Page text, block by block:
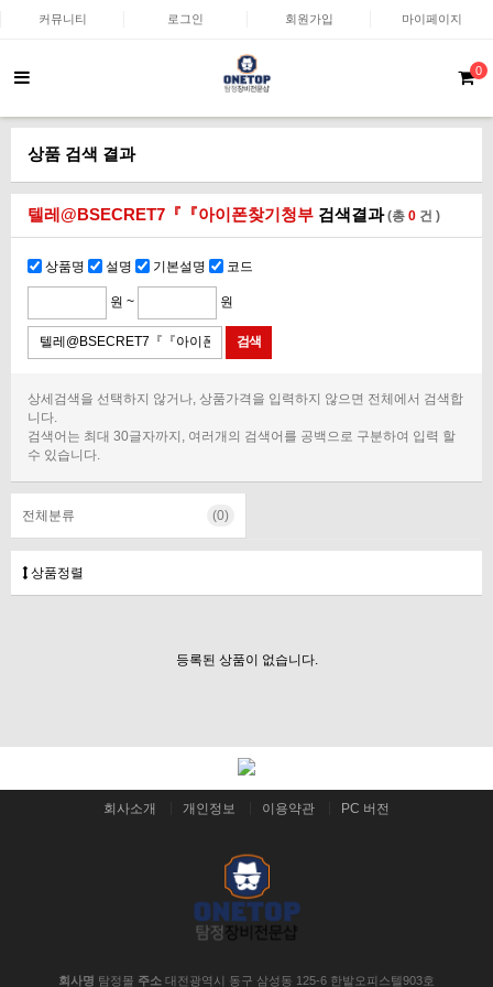
커뮤니티 로그인 회원가입 마이페이지
0
상품 검색 결과
텔레@BSECRET7『『아이폰찾기청부 검색결과(총 0 건 )
상품명 설명 기본설명 코드
원 ~ 원
상세검색을 선택하지 않거나, 상품가격을 입력하지 않으면 전체에서 검색합
니다.
검색어는 최대 30글자까지, 여러개의 검색어를 공백으로 구분하여 입력 할
수 있습니다.
전체분류 (0)
상품정렬
등록된 상품이 없습니다.
회사소개 개인정보 이용약관 PC 버전
회사명 탐정몰 주소 대전광역시 동구 삼성동 125-6 한밭오피스텔903호